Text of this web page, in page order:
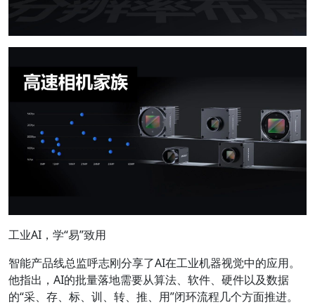
工业AI，学“易”致用
智能产品线总监呼志刚分享了AI在工业机器视觉中的应用。
他指出，AI的批量落地需要从算法、软件、硬件以及数据
的“采、存、标、训、转、推、用”闭环流程几个方面推进。